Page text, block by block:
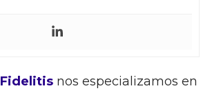
Fidelitisnos especializamos en